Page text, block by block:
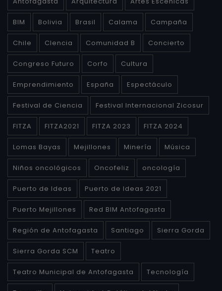
BIM Bolivia Brasil Calama Campaña
Chile CIencia Comunidad B Concierto
Congreso Futuro Corfo Cultura
Emprendimiento España Espectáculo
Festival de Ciencia Festival Internacional Zicosur
FITZA FITZA2021 FITZA 2023 FITZA 2024
Lomas Bayas Mejillones Minería Música
Niños oncológicos Oncofeliz oncología
Puerto de Ideas Puerto de Ideas 2021
Puerto Mejillones Red BIM Antofagasta
Región de Antofagasta Santiago Sierra Gorda
Sierra Gorda SCM Teatro
Teatro Municipal de Antofagasta Tecnología